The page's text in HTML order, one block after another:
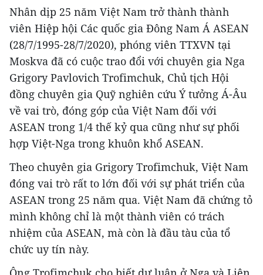
Nhân dịp 25 năm Việt Nam trở thành thành
viên Hiệp hội Các quốc gia Đông Nam Á ASEAN
(28/7/1995-28/7/2020), phóng viên TTXVN tại
Moskva đã có cuộc trao đổi với chuyên gia Nga
Grigory Pavlovich Trofimchuk, Chủ tịch Hội
đồng chuyên gia Quỹ nghiên cứu Ý tưởng Á-Âu
về vai trò, đóng góp của Việt Nam đối với
ASEAN trong 1/4 thế kỷ qua cũng như sự phối
hợp Việt-Nga trong khuôn khổ ASEAN.
Theo chuyên gia Grigory Trofimchuk, Việt Nam
đóng vai trò rất to lớn đối với sự phát triển của
ASEAN trong 25 năm qua. Việt Nam đã chứng tỏ
mình không chỉ là một thành viên có trách
nhiệm của ASEAN, mà còn là đầu tàu của tổ
chức uy tín này.